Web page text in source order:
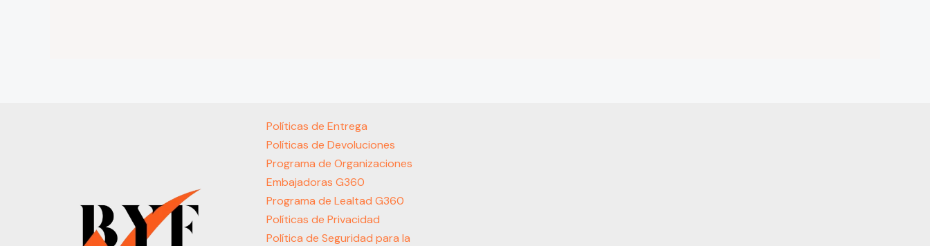
Políticas de Entrega
Políticas de Devoluciones
Programa de Organizaciones
Embajadoras G360
Programa de Lealtad G360
Políticas de Privacidad
Política de Seguridad para la